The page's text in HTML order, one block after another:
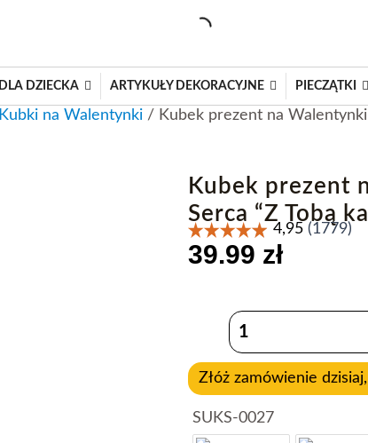
DLA DZIECKA ARTYKUŁY DEKORACYJNE PIECZĄTKI
Kubki na Walentynki / Kubek prezent na Walentynki
Kubek prezent
Serca “Z Tobą
39.99 zł
ilość
Kubek
prezent
na
Walentynki
z
Rączką
Złóż zamówienie
SUKS-0027